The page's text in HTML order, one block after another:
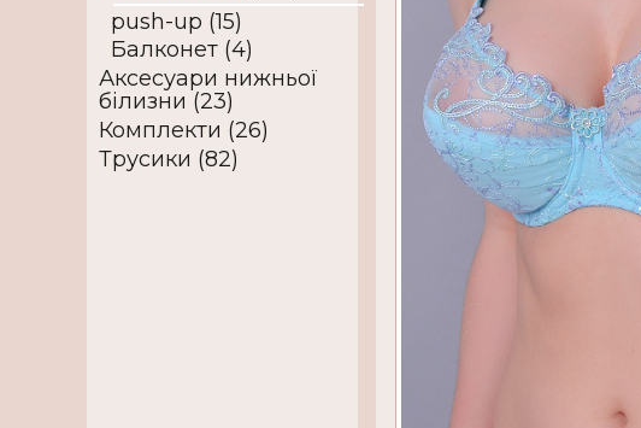
push-up (15)
Балконет (4)
Аксесуари нижньої
білизни (23)
Комплекти (26)
Трусики (82)